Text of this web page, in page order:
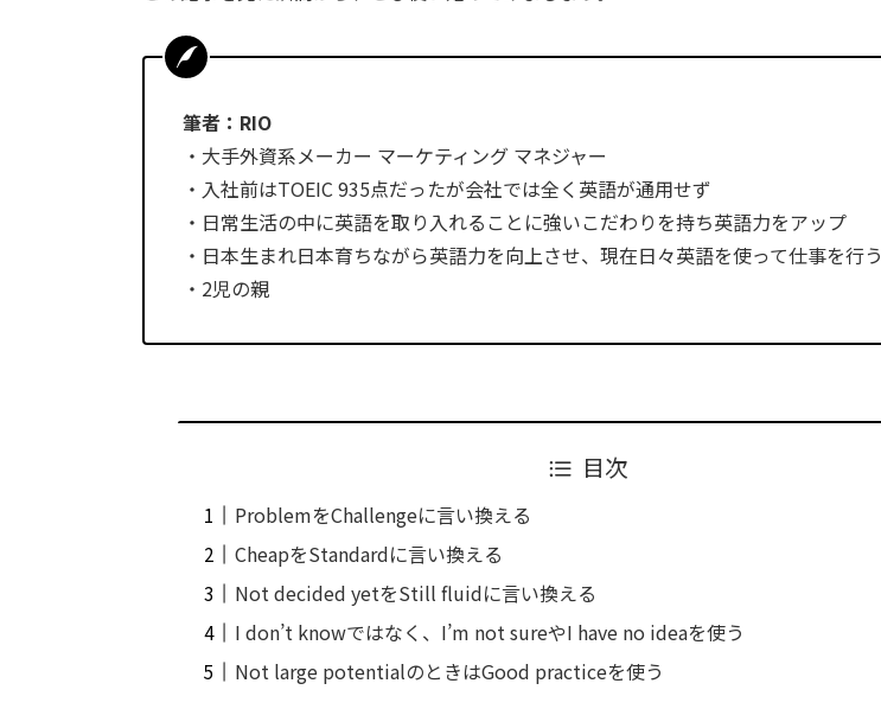
筆者：RIO
・大手外資系メーカー マーケティング マネジャー
・入社前はTOEIC 935点だったが会社では全く英語が通用せず
・日常生活の中に英語を取り入れることに強いこだわりを持ち英語力をアップ
・日本生まれ日本育ちながら英語力を向上させ、現在日々英語を使って仕事を行う
・2児の親
目次
ProblemをChallengeに言い換える
CheapをStandardに言い換える
Not decided yetをStill fluidに言い換える
I don’t knowではなく、I’m not sureやI have no ideaを使う
Not large potentialのときはGood practiceを使う